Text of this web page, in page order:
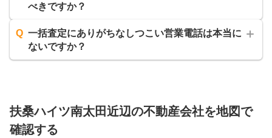
べきですか？
Q 一括査定にありがちなしつこい営業電話は本当に
ないですか？
扶桑ハイツ南太田近辺の不動産会社を地図で
確認する